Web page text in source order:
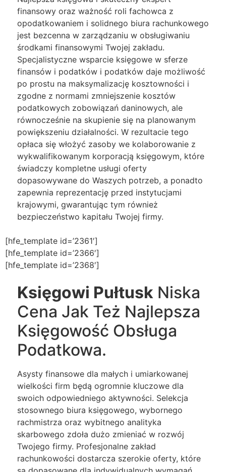
finansowy oraz ważność roli fachowca z
opodatkowaniem i solidnego biura rachunkowego
jest bezcenna w zarządzaniu w obsługiwaniu
środkami finansowymi Twojej zakładu.
Specjalistyczne wsparcie księgowe w sferze
finansów i podatków i podatków daje możliwość
po prostu na maksymalizację kosztowności i
zgodne z normami zmniejszenie kosztów
podatkowych zobowiązań daninowych, ale
równocześnie na skupienie się na planowanym
powiększeniu działalności. W rezultacie tego
opłaca się włożyć zasoby we kolaborowanie z
wykwalifikowanym korporacją księgowym, które
świadczy kompletne usługi oferty
dopasowywane do Waszych potrzeb, a ponadto
zapewnia reprezentację przed instytucjami
krajowymi, gwarantując tym również
bezpieczeństwo kapitału Twojej firmy.
[hfe_template id=’2361′]
[hfe_template id=’2366′]
[hfe_template id=’2368′]
Księgowi Pułtusk Niska
Cena Jak Też Najlepsza
Księgowość Obsługa
Podatkowa.
Asysty finansowe dla małych i umiarkowanej
wielkości firm będą ogromnie kluczowe dla
swoich odpowiedniego aktywności. Selekcja
stosownego biura księgowego, wybornego
rachmistrza oraz wybitnego analityka
skarbowego zdoła dużo zmieniać w rozwój
Twojego firmy. Profesjonalne zakład
rachunkowości dostarcza szerokie oferty, które